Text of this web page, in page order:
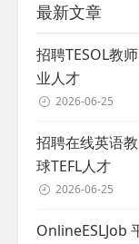
最新文章
招聘TESOL教
业人才
2026-06-25
招聘在线英语
球TEFL人才
2026-06-25
OnlineESLJob